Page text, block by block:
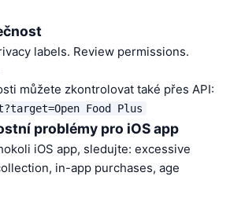
labels. Review permissions.
můžete zkontrolovat také přes API:
Food Plus
problémy pro iOS app
iOS app, sledujte: excessive
in-app purchases, age